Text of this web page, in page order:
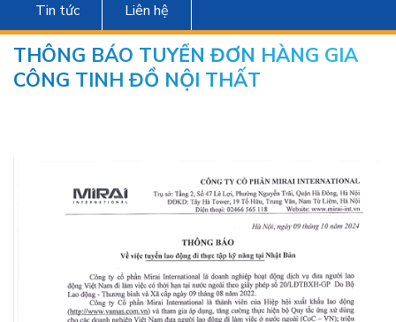
Tin tức Liên hệ
THÔNG BÁO TUYỂN ĐƠN HÀNG GIA
CÔNG TINH ĐỒ NỘI THẤT